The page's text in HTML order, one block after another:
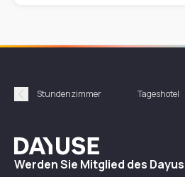
Précédent
Stundenzimmer Tageshotel
Dayuse
Werden Sie Mitglied des